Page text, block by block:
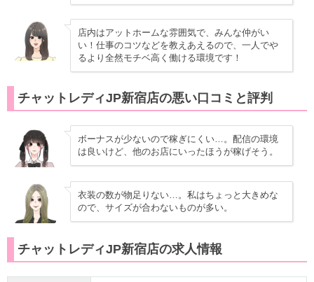
店内はアットホームな雰囲気で、みんな仲がい
い！仕事のコツなどを教えあえるので、一人でや
るより全然モチベ高く働ける環境です！
チャットレディJP新宿店の悪い口コミと評判
ボーナスが少ないので稼ぎにくい…。配信の環境
は良いけど、他のお店にいったほうが稼げそう。
衣装の数が物足りない…。私はちょっと大きめな
ので、サイズが合わないものが多い。
チャットレディJP新宿店の求人情報